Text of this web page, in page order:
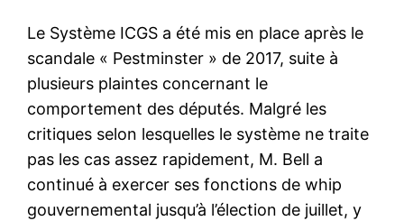
Le Système ICGS a été mis en place après le
scandale « Pestminster » de 2017, suite à
plusieurs plaintes concernant le
comportement des députés. Malgré les
critiques selon lesquelles le système ne traite
pas les cas assez rapidement, M. Bell a
continué à exercer ses fonctions de whip
gouvernemental jusqu’à l’élection de juillet, y